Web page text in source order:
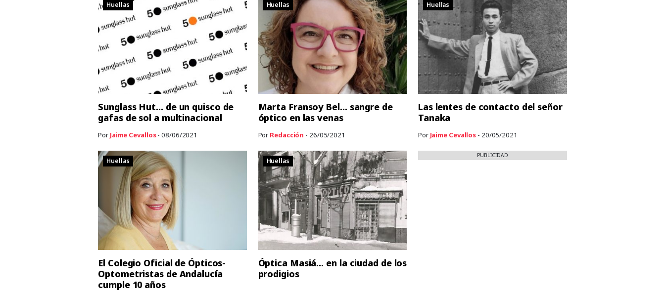
Huellas
Sunglass Hut… de un quisco de
gafas de sol a multinacional
Por Jaime Cevallos- 08/06/2021
Huellas
Marta Fransoy Bel… sangre de
óptico en las venas
Por Redacción - 26/05/2021
Huellas
Las lentes de contacto del señor
Tanaka
Por Jaime Cevallos - 20/05/2021
Huellas
El Colegio Oficial de Ópticos-
Optometristas de Andalucía
cumple 10 años
Huellas
Óptica Masiá… en la ciudad de los
prodigios
PUBLICIDAD